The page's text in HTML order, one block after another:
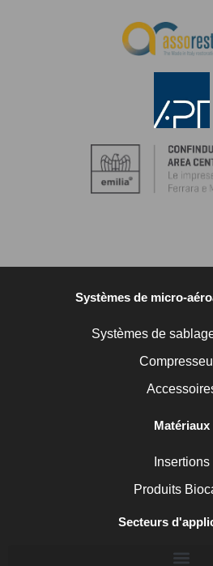
Systèmes de micro-
Systèmes de
Matériaux
Insertions
Produits
Secteurs